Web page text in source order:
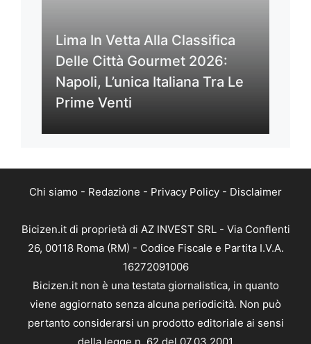
Lima In Vetta Alla Classifica
Delle Città Gourmet 2026:
Napoli, L’unica Italiana Tra Le
Prime Venti
Chi siamo - Redazione - Privacy Policy - Disclaimer
Bicizen.it di proprietà di AZ INVEST SRL - Via Conflenti
26, 00118 Roma (RM) - Codice Fiscale e Partita I.V.A.
16272091006
Bicizen.it non è una testata giornalistica, in quanto
viene aggiornato senza alcuna periodicità. Non può
pertanto considerarsi un prodotto editoriale ai sensi